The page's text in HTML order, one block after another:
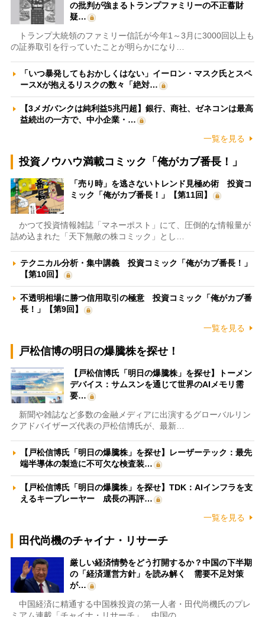
の批判が強まるトランプファミリーの不正蓄財
疑…
トランプ大統領のファミリー信託が今年1～3月に3000回以上も
の証券取引を行っていたことが明らかになり…
「いつ暴発してもおかしくはない」イーロン・マスク氏とスペ
ースXが抱えるリスクの数々「絶対…
【3メガバンクは純利益5兆円超】銀行、商社、ゼネコンは最高
益続出の一方で、中小企業・…
一覧を見る
投資ノウハウ満載コミック「俺がカブ番長！」
「売り時」を逃さないトレンド見極め術 投資コ
ミック「俺がカブ番長！」【第11回】
かつて投資情報雑誌「マネーポスト」にて、圧倒的な情報量が
詰め込まれた「天下無敵の株コミック」とし…
テクニカル分析・集中講義 投資コミック「俺がカブ番長！」
【第10回】
不透明相場に勝つ信用取引の極意 投資コミック「俺がカブ番
長！」【第9回】
一覧を見る
戸松信博の明日の爆騰株を探せ！
【戸松信博氏「明日の爆騰株」を探せ】トーメン
デバイス：サムスンを通じて世界のAIメモリ需
要…
新聞や雑誌など多数の金融メディアに出演するグローバルリン
クアドバイザーズ代表の戸松信博氏が、最新…
【戸松信博氏「明日の爆騰株」を探せ】レーザーテック：最先
端半導体の製造に不可欠な検査装…
【戸松信博氏「明日の爆騰株」を探せ】TDK：AIインフラを支
えるキープレーヤー 成長の再評…
一覧を見る
田代尚機のチャイナ・リサーチ
厳しい経済情勢をどう打開するか？中国の下半期
の「経済運営方針」を読み解く 需要不足対策
が…
中国経済に精通する中国株投資の第一人者・田代尚機氏のプレ